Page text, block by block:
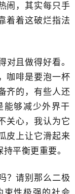
闹，其实每只手
着着​这破烂指法
对且做得好看。
咖啡是要泡一杯
齐的，有些人还
能够减少外界干
关心，​我认为它
皮上让它滑起来
平衡​更重要。
？请别那么二极